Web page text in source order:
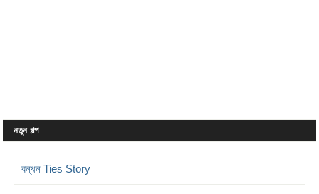
নতুন গল্প
বন্ধন Ties Story